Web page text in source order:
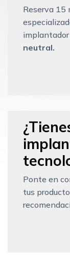
Reserva 15
implantador
neutral.
Ponte en
tus